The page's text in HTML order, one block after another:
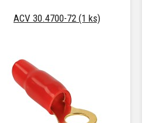
ACV 30.4700-72 (1 ks)